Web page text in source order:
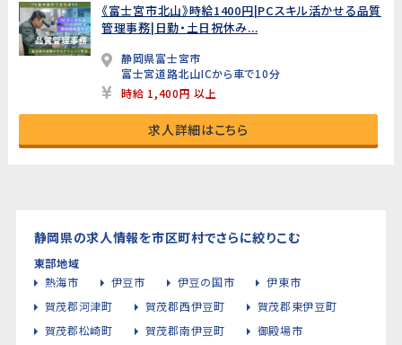
《富士宮市北山》時給1400円|PCスキル活かせる品質
管理事務|日勤・土日祝休み...
静岡県富士宮市
富士宮道路北山ICから車で10分
時給 1,400円 以上
求人詳細はこちら
静岡県の求人情報を市区町村でさらに絞りこむ
東部地域
熱海市
伊豆市 伊豆の国市
伊東市
賀茂郡河津町
賀茂郡西伊豆町
賀茂郡東伊豆町
賀茂郡松崎町
賀茂郡南伊豆町
御殿場市